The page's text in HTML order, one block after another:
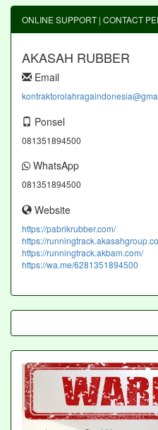
ONLINE SUPPORT | CONTACT
AKASAH RUBBER
Email
Ponsel
081351894500
WhatsApp
081351894500
Website
https://pabrikrubber.com/
https://
https://runningtrack.akbam.com/
https://wa.me/6281351894500